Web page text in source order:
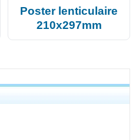
Poster lenticulaire
210x297mm